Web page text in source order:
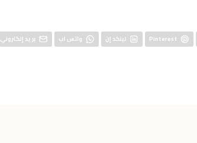
Pinterest لينكد إن واتس اب بريد إلكتروني